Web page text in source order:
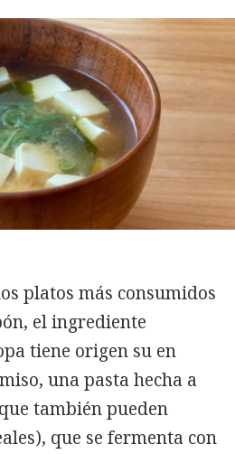
platos más consumidos
el ingrediente
tiene origen su en
una pasta hecha a
también pueden
que se fermenta con